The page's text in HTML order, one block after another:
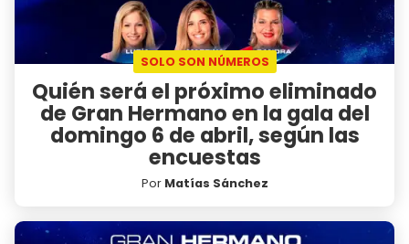
SOLO SON NÚMEROS
Quién será el próximo eliminado
de Gran Hermano en la gala del
domingo 6 de abril, según las
encuestas
Por Matías Sánchez